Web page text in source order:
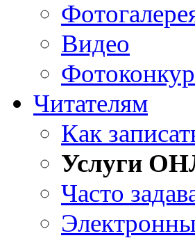
Видео
Читателям
Как
Услуги
Часто